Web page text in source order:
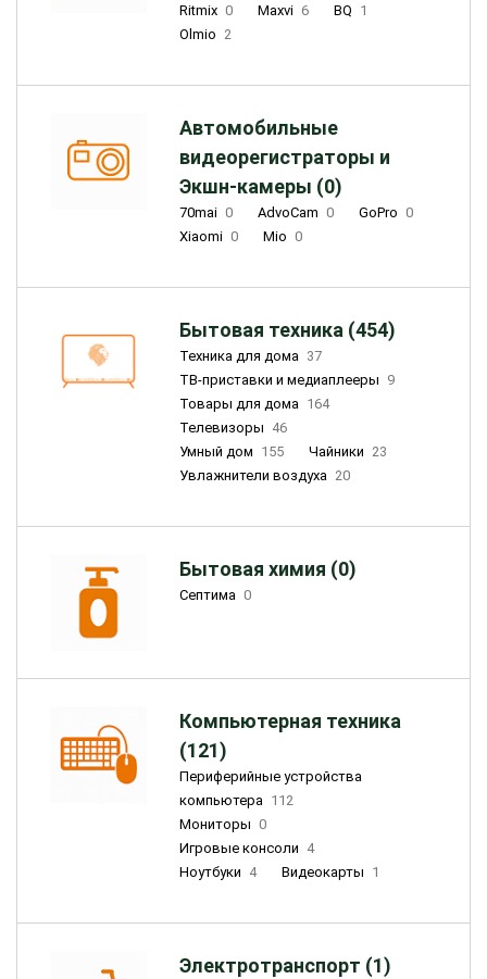
Ritmix 0 Maxvi 6 BQ 1
Olmio 2
Автомобильные
видеорегистраторы и
Экшн-камеры (0)
70mai 0 AdvoCam 0 GoPro 0
Xiaomi 0 Mio 0
Бытовая техника (454)
Техника для дома 37
ТВ-приставки и медиаплееры 9
Товары для дома 164
Телевизоры 46
Умный дом 155 Чайники 23
Увлажнители воздуха 20
Бытовая химия (0)
Септима 0
Компьютерная техника
(121)
Периферийные устройства
компьютера 112
Мониторы 0
Игровые консоли 4
Ноутбуки 4 Видеокарты 1
Электротранспорт (1)